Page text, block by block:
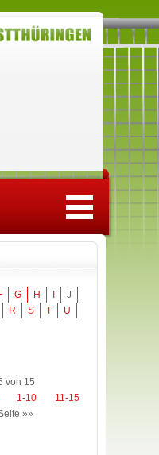
G H
J
R S T
U
von 15
1-10
11-15
»»